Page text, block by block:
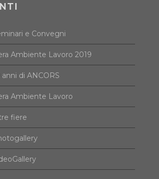
e Convegni
Ambiente Lavoro 2019
anni di ANCORS
Ambiente Lavoro
fiere